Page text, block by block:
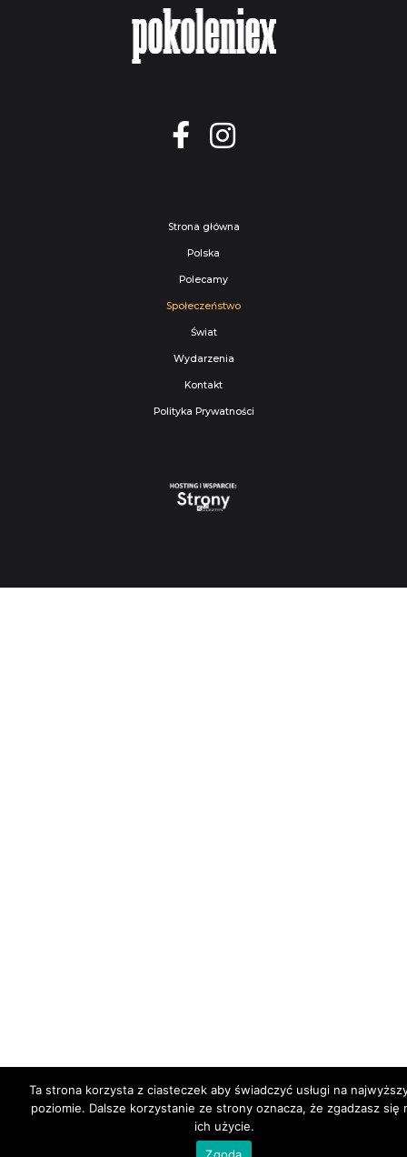
Strona główna
Polska
Polecamy
Społeczeństwo
Świat
Wydarzenia
Kontakt
Polityka Prywatności
Ta strona korzysta z ciasteczek aby świadczyć usługi na
poziomie. Dalsze korzystanie ze strony oznacza, że zgadzasz się
ich użycie.
Zgoda